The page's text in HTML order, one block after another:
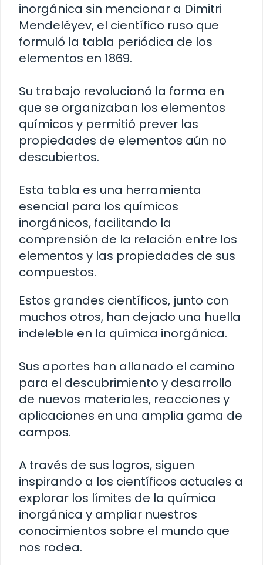
inorgánica sin mencionar a Dimitri
Mendeléyev, el científico ruso que
formuló la tabla periódica de los
elementos en 1869.
Su trabajo revolucionó la forma en
que se organizaban los elementos
químicos y permitió prever las
propiedades de elementos aún no
descubiertos.
Esta tabla es una herramienta
esencial para los químicos
inorgánicos, facilitando la
comprensión de la relación entre los
elementos y las propiedades de sus
compuestos.
Estos grandes científicos, junto con
muchos otros, han dejado una huella
indeleble en la química inorgánica.
Sus aportes han allanado el camino
para el descubrimiento y desarrollo
de nuevos materiales, reacciones y
aplicaciones en una amplia gama de
campos.
A través de sus logros, siguen
inspirando a los científicos actuales a
explorar los límites de la química
inorgánica y ampliar nuestros
conocimientos sobre el mundo que
nos rodea.